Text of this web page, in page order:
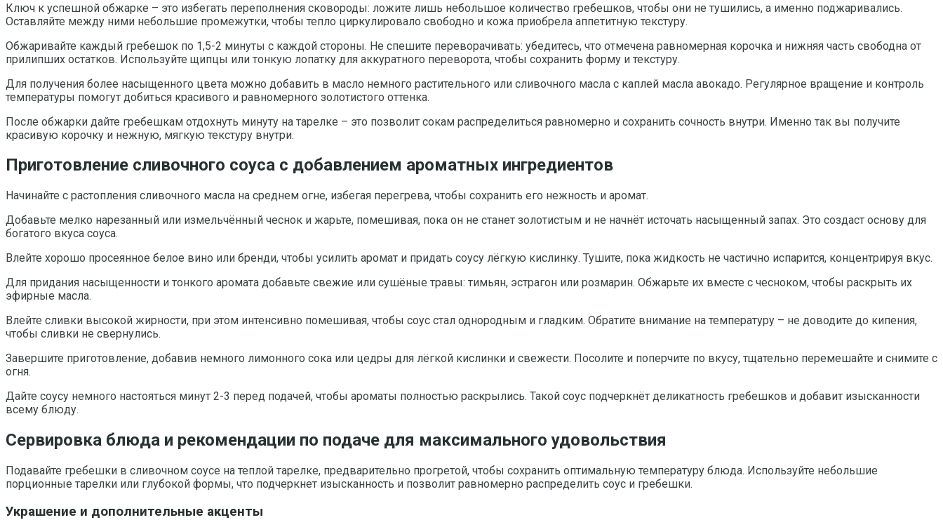
Ключ к успешной обжарке – это избегать переполнения сковороды: ложите лишь небольшое количество гребешков, чтобы они не тушились, а именно поджаривались.
Оставляйте между ними небольшие промежутки, чтобы тепло циркулировало свободно и кожа приобрела аппетитную текстуру.
Обжаривайте каждый гребешок по 1,5-2 минуты с каждой стороны. Не спешите переворачивать: убедитесь, что отмечена равномерная корочка и нижняя часть свободна от
прилипших остатков. Используйте щипцы или тонкую лопатку для аккуратного переворота, чтобы сохранить форму и текстуру.
Для получения более насыщенного цвета можно добавить в масло немного растительного или сливочного масла с каплей масла авокадо. Регулярное вращение и контроль
температуры помогут добиться красивого и равномерного золотистого оттенка.
После обжарки дайте гребешкам отдохнуть минуту на тарелке – это позволит сокам распределиться равномерно и сохранить сочность внутри. Именно так вы получите
красивую корочку и нежную, мягкую текстуру внутри.
Приготовление сливочного соуса с добавлением ароматных ингредиентов
Начинайте с растопления сливочного масла на среднем огне, избегая перегрева, чтобы сохранить его нежность и аромат.
Добавьте мелко нарезанный или измельчённый чеснок и жарьте, помешивая, пока он не станет золотистым и не начнёт источать насыщенный запах. Это создаст основу для
богатого вкуса соуса.
Влейте хорошо просеянное белое вино или бренди, чтобы усилить аромат и придать соусу лёгкую кислинку. Тушите, пока жидкость не частично испарится, концентрируя вкус.
Для придания насыщенности и тонкого аромата добавьте свежие или сушёные травы: тимьян, эстрагон или розмарин. Обжарьте их вместе с чесноком, чтобы раскрыть их
эфирные масла.
Влейте сливки высокой жирности, при этом интенсивно помешивая, чтобы соус стал однородным и гладким. Обратите внимание на температуру – не доводите до кипения,
чтобы сливки не свернулись.
Завершите приготовление, добавив немного лимонного сока или цедры для лёгкой кислинки и свежести. Посолите и поперчите по вкусу, тщательно перемешайте и снимите с
огня.
Дайте соусу немного настояться минут 2-3 перед подачей, чтобы ароматы полностью раскрылись. Такой соус подчеркнёт деликатность гребешков и добавит изысканности
всему блюду.
Сервировка блюда и рекомендации по подаче для максимального удовольствия
Подавайте гребешки в сливочном соусе на теплой тарелке, предварительно прогретой, чтобы сохранить оптимальную температуру блюда. Используйте небольшие
порционные тарелки или глубокой формы, что подчеркнет изысканность и позволит равномерно распределить соус и гребешки.
Украшение и дополнительные акценты